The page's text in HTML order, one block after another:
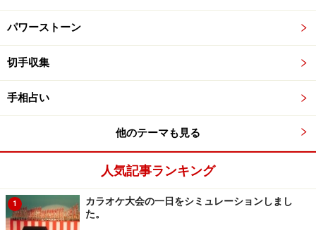
パワーストーン
切手収集
手相占い
他のテーマも見る
人気記事ランキング
1
カラオケ大会の一日をシミュレーションしまし
た。